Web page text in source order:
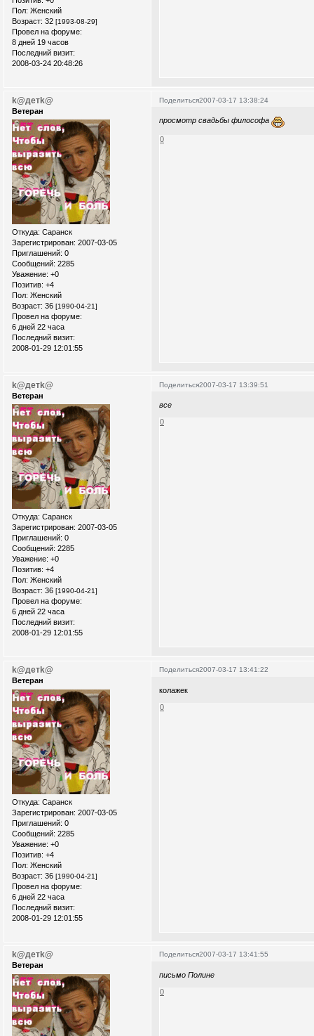
Пол: Женский
Возраст: 32 [1993-08-29]
Провел на форуме:
8 дней 19 часов
Последний визит:
2008-03-24 20:48:26
Поделиться2007-03-17 13:38:24
k@детk@
Ветеран
Откуда: Саранск
Зарегистрирован: 2007-03-05
Приглашений: 0
Сообщений: 2285
Уважение: +0
Позитив: +4
Пол: Женский
Возраст: 36 [1990-04-21]
Провел на форуме:
6 дней 22 часа
Последний визит:
2008-01-29 12:01:55
просмотр свадьбы философа
0
Поделиться2007-03-17 13:39:51
k@детk@
Ветеран
Откуда: Саранск
Зарегистрирован: 2007-03-05
Приглашений: 0
Сообщений: 2285
Уважение: +0
Позитив: +4
Пол: Женский
Возраст: 36 [1990-04-21]
Провел на форуме:
6 дней 22 часа
Последний визит:
2008-01-29 12:01:55
все
0
Поделиться2007-03-17 13:41:22
k@детk@
Ветеран
Откуда: Саранск
Зарегистрирован: 2007-03-05
Приглашений: 0
Сообщений: 2285
Уважение: +0
Позитив: +4
Пол: Женский
Возраст: 36 [1990-04-21]
Провел на форуме:
6 дней 22 часа
Последний визит:
2008-01-29 12:01:55
колажек
0
Поделиться2007-03-17 13:41:55
k@детk@
Ветеран
письмо Полине
0